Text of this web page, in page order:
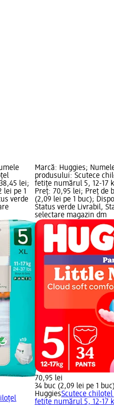
lei;
lei pe 1
verde
Marcă: Huggies;
produsului: Scutece
fetițe numărul 5, 12-17
Preț: 70,95 lei; Preț de
(2,09 lei pe 1 buc);
Status verde Livrabil,
selectare magazin dm
70,95 lei
34 buc (2,09 lei pe 1 buc)
HuggiesScutece
fetițe numărul 5, 12-17